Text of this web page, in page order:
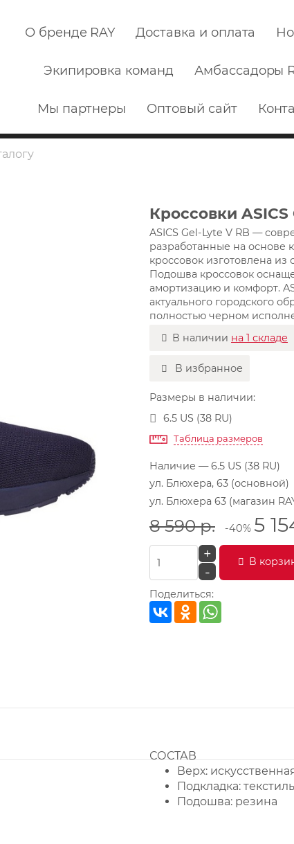
О бренде RAY Доставка и оплата
Экипировка команд Амбассадоры
Мы партнеры Оптовый сайт
Кроссовки ASICS
ASICS Gel-Lyte V RB —
разработанные на основе
кроссовок изготовлена
Подошва кроссовок
амортизацию и комфорт.
актуального городского
полностью черном
В наличии на 1 складе
В избранное
Размеры в наличии:
6.5 US (38 RU)
Таблица размеров
Наличие — 6.5 US (38 RU)
ул. Блюхера, 63 (основной)
ул. Блюхера 63 (магазин
8 590 р. -40% 5
+
-
В
Поделиться:
СОСТАВ
Верх:
Подкладка: текстиль
Подошва: резина